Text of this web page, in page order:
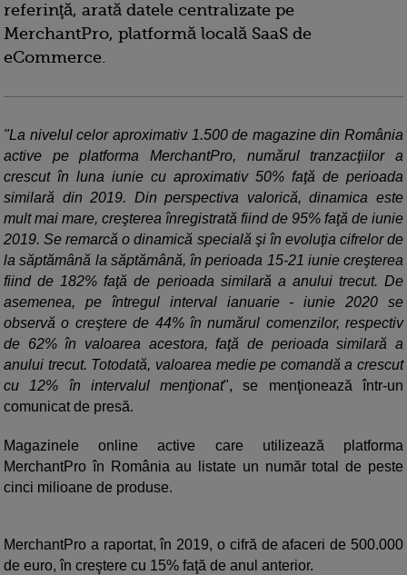
referinţă, arată datele centralizate pe
MerchantPro, platformă locală SaaS de
eCommerce.
"La nivelul celor aproximativ 1.500 de magazine din România
active pe platforma MerchantPro, numărul tranzacţiilor a
crescut în luna iunie cu aproximativ 50% faţă de perioada
similară din 2019. Din perspectiva valorică, dinamica este
mult mai mare, creşterea înregistrată fiind de 95% faţă de iunie
2019. Se remarcă o dinamică specială şi în evoluţia cifrelor de
la săptămână la săptămână, în perioada 15-21 iunie creşterea
fiind de 182% faţă de perioada similară a anului trecut. De
asemenea, pe întregul interval ianuarie - iunie 2020 se
observă o creştere de 44% în numărul comenzilor, respectiv
de 62% în valoarea acestora, faţă de perioada similară a
anului trecut. Totodată, valoarea medie pe comandă a crescut
cu 12% în intervalul menţionat", se menţionează într-un
comunicat de presă.
Magazinele online active care utilizează platforma
MerchantPro în România au listate un număr total de peste
cinci milioane de produse.
MerchantPro a raportat, în 2019, o cifră de afaceri de 500.000
de euro, în creştere cu 15% faţă de anul anterior.